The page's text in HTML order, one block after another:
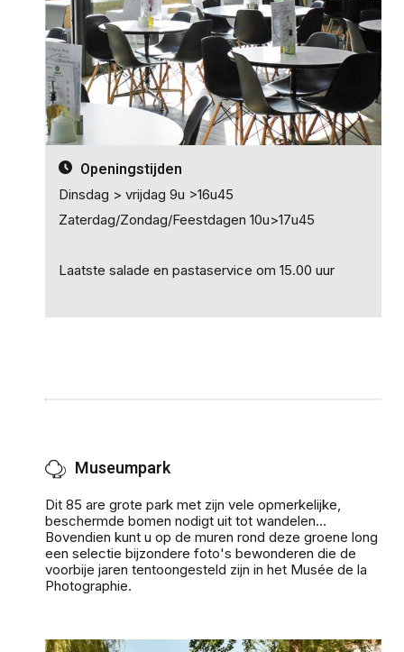
Openingstijden
Dinsdag > vrijdag 9u >16u45
Zaterdag/Zondag/Feestdagen 10u>17u45
Laatste salade en pastaservice om 15.00 uur
Museumpark
Dit 85 are grote park met zijn vele opmerkelijke,
beschermde bomen nodigt uit tot wandelen...
Bovendien kunt u op de muren rond deze groene long
een selectie bijzondere foto's bewonderen die de
voorbije jaren tentoongesteld zijn in het Musée de la
Photographie.